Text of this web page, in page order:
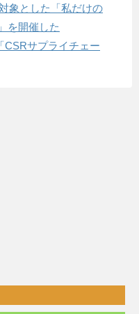
象とした「私だけの
を開催した
CSRサプライチェー